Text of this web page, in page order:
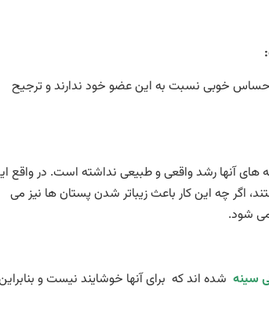
احساس خوبی نسبت به اين عضو خود ندارند و ترجيح
های آنها رشد واقعی و طبيعی نداشته است. در واقع
اگر چه اين كار باعث زيباتر شدن پستان ها نيز می
شود.
سینه شده اند كه برای آنها خوشايند نيست و